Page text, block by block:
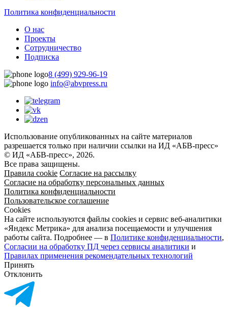
Политика конфиденциальности
О нас
Проекты
Сотрудничество
Подписка
8 (499) 929-96-19
info@abvpress.ru
Использование опубликованных на сайте материалов
разрешается только при наличии ссылки на ИД «АБВ-пресс»
© ИД «АБВ-пресс», 2026.
Все права защищены.
Правила cookie Согласие на рассылку
Согласие на обработку персональных данных
Политика конфиденциальности
Пользовательское соглашение
Cookies
На сайте используются файлы cookies и сервис веб-аналитики
«Яндекс Метрика» для анализа посещаемости и улучшения
работы сайта. Подробнее — в Политике конфиденциальности,
Согласии на обработку ПД через сервисы аналитики и
Правилах применения рекомендательных технологий
Принять
Отклонить